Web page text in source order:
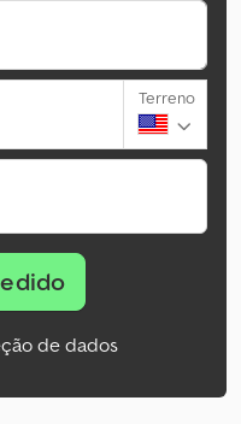
Terreno
de dados